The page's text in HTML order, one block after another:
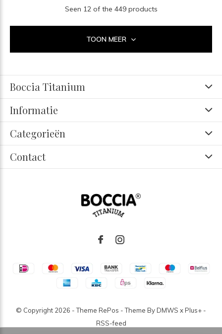
Seen 12 of the 449 products
TOON MEER
Boccia Titanium
Informatie
Categorieën
Contact
© Copyright 2026 - Theme RePos - Theme ByDMWS xPlus+ -
RSS-feed